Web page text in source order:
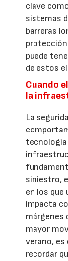
clave
sistemas
barreras
puede
de estos
Cuando
la
La
tecnología
siniestro,
en los que
impacta
márgenes
mayor
verano,
recordar